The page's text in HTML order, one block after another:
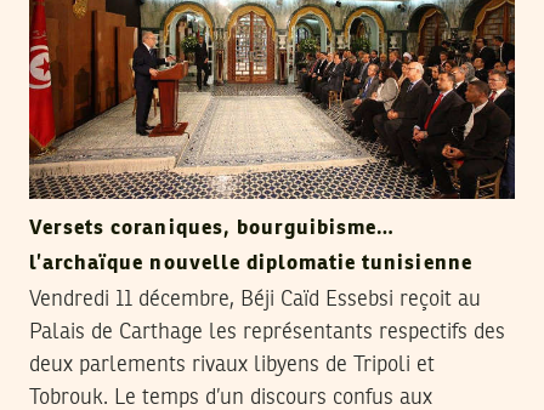
Versets coraniques, bourguibisme…
l’archaïque nouvelle diplomatie tunisienne
Vendredi 11 décembre, Béji Caïd Essebsi reçoit au
Palais de Carthage les représentants respectifs des
deux parlements rivaux libyens de Tripoli et
Tobrouk. Le temps d’un discours confus aux